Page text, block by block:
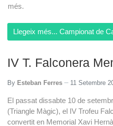
més.
Llegeix més... Campionat de
IV T. Falconera
By Esteban Ferres 11 Setembre
El passat dissabte 10 de
(Triangle Màgic), el IV Trofeu
convertit en Memorial Xavi